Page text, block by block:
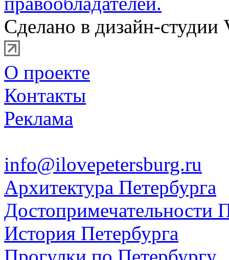
Сделано в дизайн-студии
О проекте
Контакты
Реклама
info@ilovepetersburg.ru
Архитектура Петербурга
Достопримечательности
История Петербурга